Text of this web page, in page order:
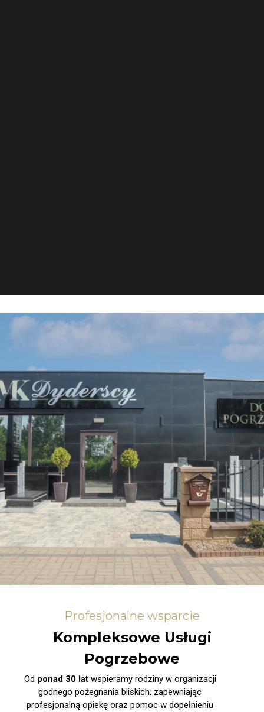
Profesjonalne wsparcie
Kompleksowe Usługi
Pogrzebowe
Od ponad 30 latwspieramy rodziny w organizacji
godnego pożegnania bliskich, zapewniając
profesjonalną opiekę oraz pomoc w dopełnieniu